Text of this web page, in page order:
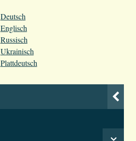
Deutsch
Englisch
Russisch
Ukrainisch
Plattdeutsch